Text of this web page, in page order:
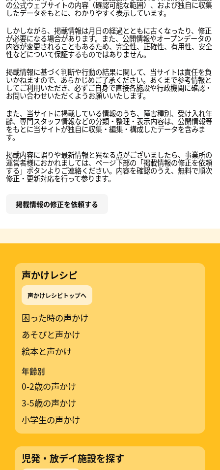
の公式ウェブサイトの内容（確認可能な範囲）、および独自に収集
したデータをもとに、わかりやすく表示しています。
しかしながら、掲載情報は月日の経過とともに古くなったり、修正
が必要になる場合があります。また、公開情報やオープンデータの
内容が変更されることもあるため、完全性、正確性、有用性、安全
性などについて保証するものではありません。
掲載情報に基づく判断や行動の結果に関して、当サイトは責任を負
いかねますので、あらかじめご了承ください。あくまで参考情報と
してご利用いただき、必ずご自身で直接各施設や行政機関に確認・
お問い合わせいただくようお願いいたします。
また、当サイトに掲載している情報のうち、障害種別、受け入れ年
齢、専門スタッフ情報などの分類・整理・表示内容は、公開情報等
をもとに当サイトが独自に収集・編集・構成したデータを含みま
す。
掲載内容に誤りや最新情報と異なる点がございましたら、事業所の
運営者様におかれましては、ページ下部の「掲載情報の修正を依頼
する」ボタンよりご連絡ください。内容を確認のうえ、無料で順次
修正・更新対応を行って参ります。
掲載情報の修正を依頼する
声かけレシピ
声かけレシピトップへ
困った時の声かけ
あそびと声かけ
絵本と声かけ
年齢別
0-2歳の声かけ
3-5歳の声かけ
小学生の声かけ
児発・放デイ施設を探す